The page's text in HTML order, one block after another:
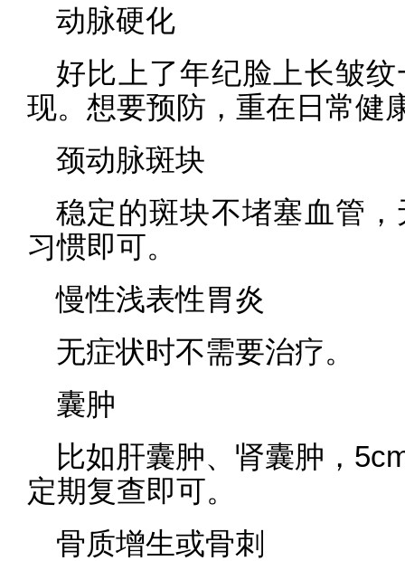
动脉硬化
好比上了年纪脸上长皱
现。想要预防，重在日常健
颈动脉斑块
稳定的斑块不堵塞血管
习惯即可。
慢性浅表性胃炎
无症状时不需要治疗。
囊肿
比如肝囊肿、肾囊肿，
定期复查即可。
骨质增生或骨刺